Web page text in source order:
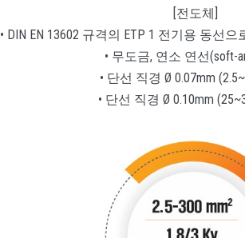
[전도체]
• DIN EN 13602 규격의 ETP 1 전기용 동선
• 무도금, 연소 연선(soft-
• 단선 직경 Ø 0.07mm
• 단선 직경 Ø 0.10mm